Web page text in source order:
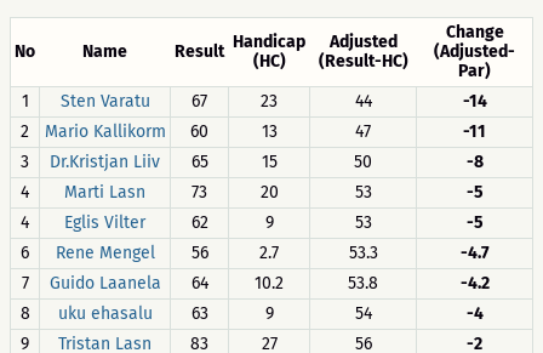
No Name Result Handicap
(HC)
Adjusted
(Result-HC)
Change
(Adjusted-
Par)
1
Sten Varatu 67 23 44
-14
2
Mario Kallikorm 60 13 47
-11
3
Dr.Kristjan Liiv 65 15 50
-8
4
Marti Lasn 73 20 53
-5
4
Eglis Vilter 62 9 53
-5
6
Rene Mengel 56 2.7 53.3
-4.7
7
Guido Laanela 64 10.2 53.8
-4.2
8
uku ehasalu 63 9 54
-4
9
Tristan Lasn 83 27 56
-2